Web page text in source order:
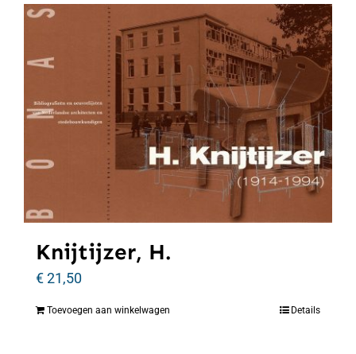
Knijtijzer, H.
€21,50
Toevoegen aan winkelwagen Details